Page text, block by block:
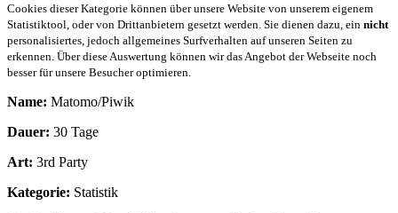
Cookies dieser Kategorie können über unsere Website von unserem eigenem
Statistiktool, oder von Drittanbietern gesetzt werden. Sie dienen dazu, ein nicht
personalisiertes, jedoch allgemeines Surfverhalten auf unseren Seiten zu
erkennen. Über diese Auswertung können wir das Angebot der Webseite noch
besser für unsere Besucher optimieren.
Name: Matomo/Piwik
Dauer: 30 Tage
Art: 3rd Party
Kategorie: Statistik